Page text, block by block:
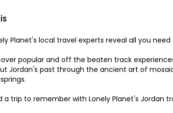
Planet's local travel experts reveal all you
popular and off the beaten track
Jordan's past through the ancient art of
a trip to remember with Lonely Planet's Jordan